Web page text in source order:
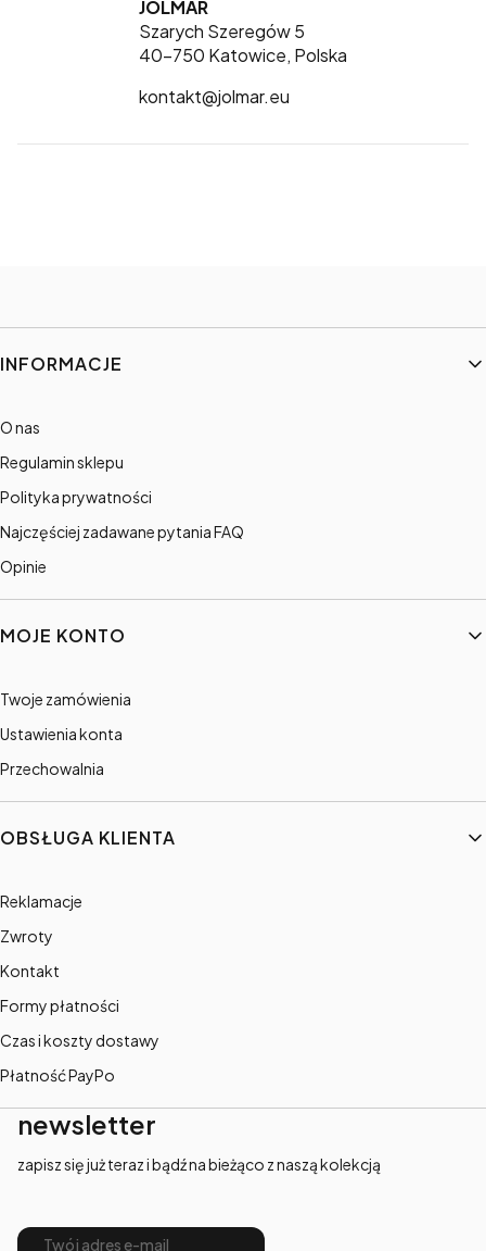
JOLMAR
Szarych Szeregów 5
40-750 Katowice, Polska
kontakt@jolmar.eu
Linki w stopce
INFORMACJE
O nas
Regulamin sklepu
Polityka prywatności
Najczęściej zadawane pytania FAQ
Opinie
MOJE KONTO
Twoje zamówienia
Ustawienia konta
Przechowalnia
OBSŁUGA KLIENTA
Reklamacje
Zwroty
Kontakt
Formy płatności
Czas i koszty dostawy
Płatność PayPo
newsletter
zapisz się już teraz i bądź na bieżąco z naszą kolekcją
Twój adres e-mail